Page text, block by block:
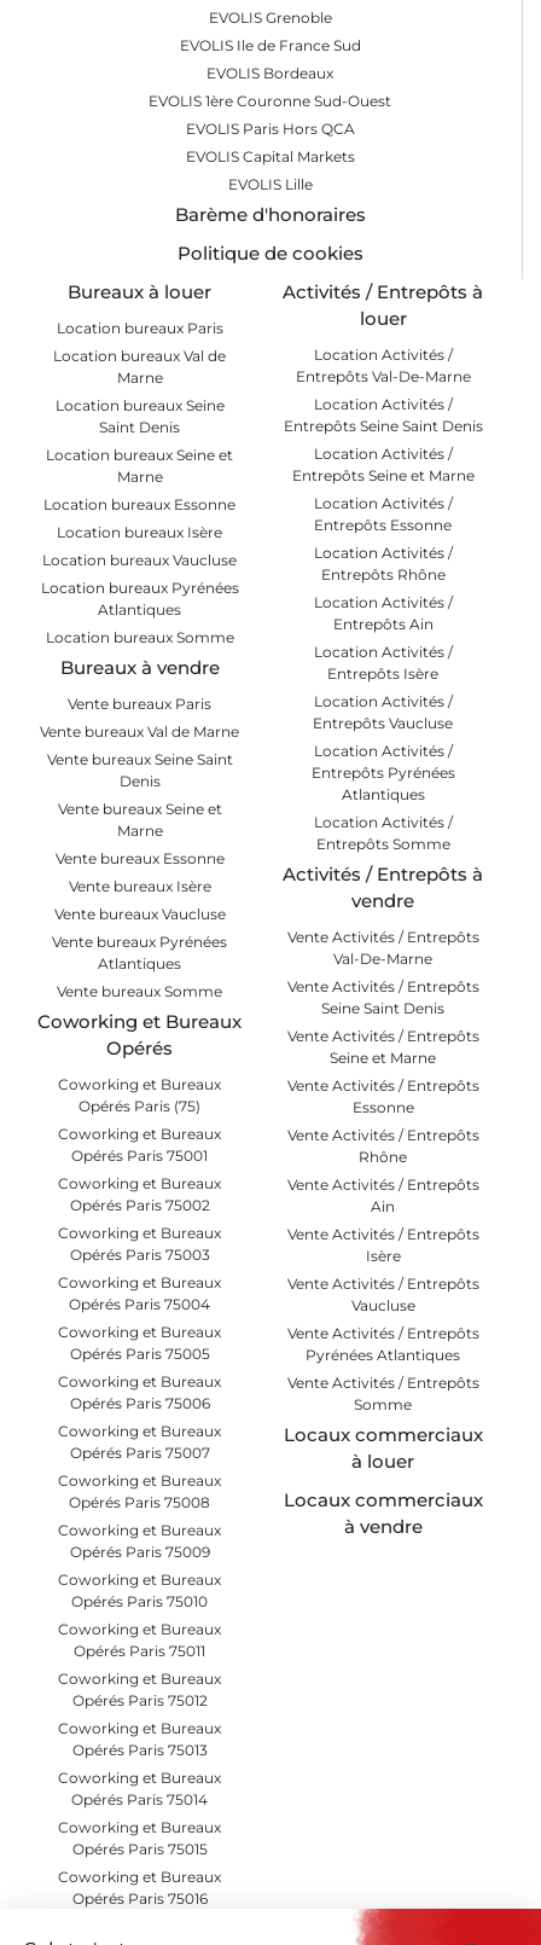
EVOLIS Grenoble
EVOLIS Ile de France Sud
EVOLIS Bordeaux
EVOLIS 1ère Couronne Sud-Ouest
EVOLIS Paris Hors QCA
EVOLIS Capital Markets
EVOLIS Lille
Barème d'honoraires
Politique de cookies
Bureaux à louer
Location bureaux Paris
Location bureaux Val de
Marne
Location bureaux Seine
Saint Denis
Location bureaux Seine et
Marne
Location bureaux Essonne
Location bureaux Isère
Location bureaux Vaucluse
Location bureaux Pyrénées
Atlantiques
Location bureaux Somme
Bureaux à vendre
Vente bureaux Paris
Vente bureaux Val de Marne
Vente bureaux Seine Saint
Denis
Vente bureaux Seine et
Marne
Vente bureaux Essonne
Vente bureaux Isère
Vente bureaux Vaucluse
Vente bureaux Pyrénées
Atlantiques
Vente bureaux Somme
Coworking et Bureaux
Opérés
Coworking et Bureaux
Opérés Paris (75)
Coworking et Bureaux
Opérés Paris 75001
Coworking et Bureaux
Opérés Paris 75002
Coworking et Bureaux
Opérés Paris 75003
Coworking et Bureaux
Opérés Paris 75004
Coworking et Bureaux
Opérés Paris 75005
Coworking et Bureaux
Opérés Paris 75006
Coworking et Bureaux
Opérés Paris 75007
Coworking et Bureaux
Opérés Paris 75008
Coworking et Bureaux
Opérés Paris 75009
Coworking et Bureaux
Opérés Paris 75010
Coworking et Bureaux
Opérés Paris 75011
Coworking et Bureaux
Opérés Paris 75012
Coworking et Bureaux
Opérés Paris 75013
Coworking et Bureaux
Opérés Paris 75014
Coworking et Bureaux
Opérés Paris 75015
Coworking et Bureaux
Opérés Paris 75016
Activités / Entrepôts à
louer
Location Activités /
Entrepôts Val-De-Marne
Location Activités /
Entrepôts Seine Saint Denis
Location Activités /
Entrepôts Seine et Marne
Location Activités /
Entrepôts Essonne
Location Activités /
Entrepôts Rhône
Location Activités /
Entrepôts Ain
Location Activités /
Entrepôts Isère
Location Activités /
Entrepôts Vaucluse
Location Activités /
Entrepôts Pyrénées
Atlantiques
Location Activités /
Entrepôts Somme
Activités / Entrepôts à
vendre
Vente Activités / Entrepôts
Val-De-Marne
Vente Activités / Entrepôts
Seine Saint Denis
Vente Activités / Entrepôts
Seine et Marne
Vente Activités / Entrepôts
Essonne
Vente Activités / Entrepôts
Rhône
Vente Activités / Entrepôts
Ain
Vente Activités / Entrepôts
Isère
Vente Activités / Entrepôts
Vaucluse
Vente Activités / Entrepôts
Pyrénées Atlantiques
Vente Activités / Entrepôts
Somme
Locaux commerciaux
à louer
Locaux commerciaux
à vendre